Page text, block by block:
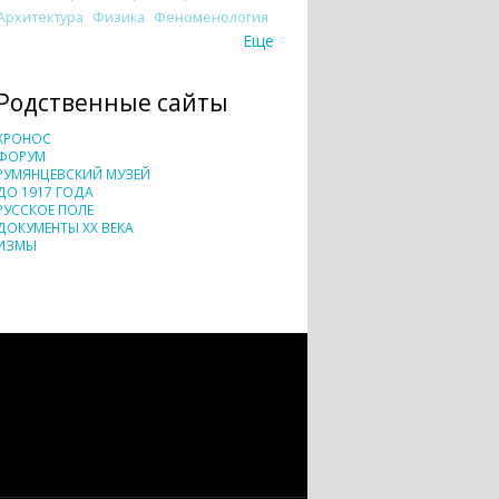
Физика Феноменология
Еще
сайты
МУЗЕЙ
1917 ГОДА
ПОЛЕ
XX ВЕКА